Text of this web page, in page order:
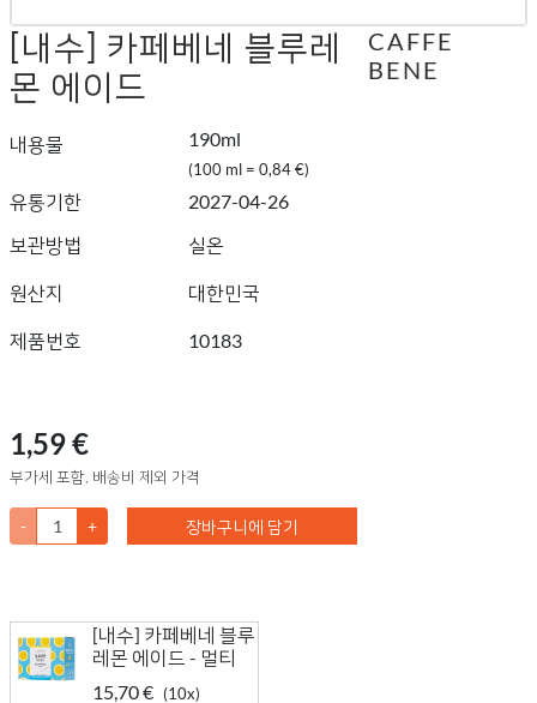
[내수] 카페베네 블루레
몬 에이드
내용물 190ml
(100 ml = 0,84 €)
유통기한
2027-04-26
보관방법
실온
원산지 대한민국
제품번호 10183
CAFFE
BENE
1,59 €
부가세 포함, 배송비 제외 가격
- + 장바구니에 담기
[내수] 카페베네 블루
레몬 에이드 - 멀티
15,70 € (10x)